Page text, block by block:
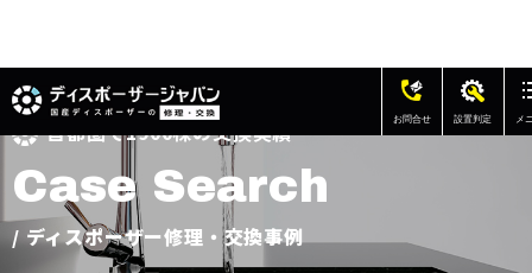
お問合せ 設置判定 メ
修理・交換の費用
ディスポーザー修理・交換事例
首都圏で1900棟の交換実績
Case Searc h
/ ディスポーザー修理・交換事例